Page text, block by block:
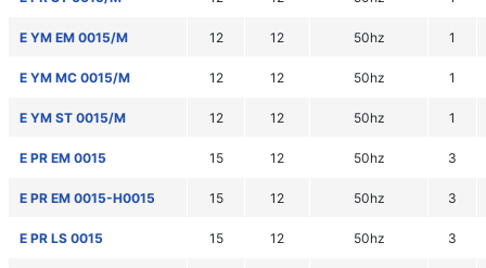
E YM EM 0015/M 12 12 50hz 1
E YM MC 0015/M 12 12 50hz 1
E YM ST 0015/M 12 12 50hz 1
E PR EM 0015 15 12 50hz 3
E PR EM 0015-H0015 15 12 50hz 3
E PR LS 0015 15 12 50hz 3